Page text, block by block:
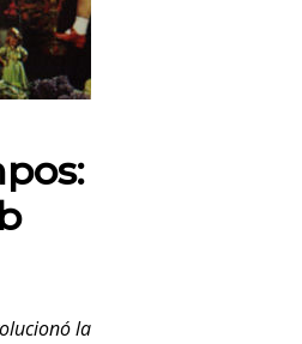
la